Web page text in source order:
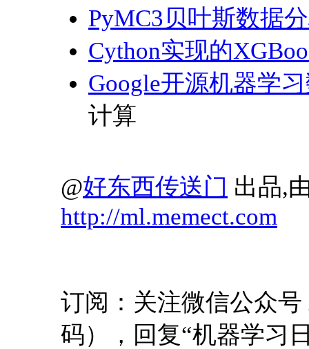
PyMC3贝叶斯数据
Cython实现的
Google开源机器学
计算
@好东西传送门 出品,
http://ml.memect.com
订阅：关注微信公众
码），回复“机器学习